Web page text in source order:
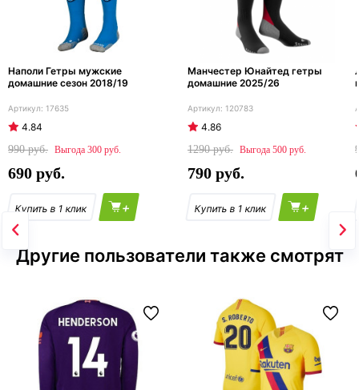
Наполи Гетры мужские
домашние сезон 2018/19
17635
4.84
990
300
690
+
Манчестер Юнайтед гетры
домашние 2025/26
120783
4.86
1290
500
790
+
Другие пользователи также смотрят